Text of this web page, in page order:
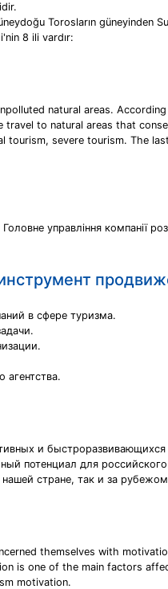
Torosların güneyinden
8 ili vardır:
natural areas.
to natural areas that
severe tourism. The
управління компанії
в сфере туризма.
агентства.
и
потенциал для
стране, так и за
themselves with
is one of the main factors
motivation.